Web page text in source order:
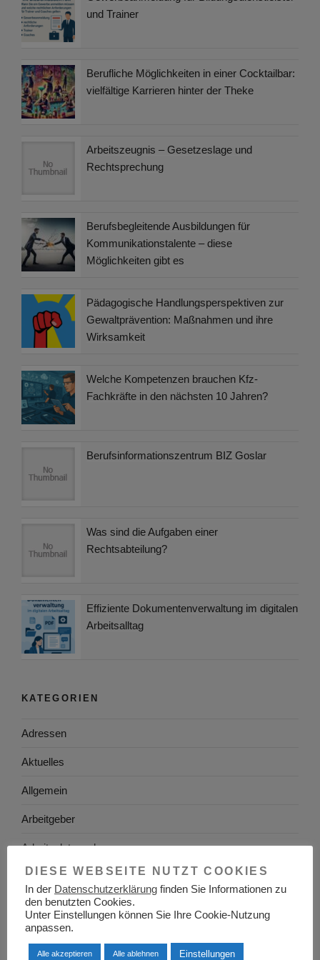
und Trainer
Berufliche Möglichkeiten in einer Cocktailbar:
vielfältige Karrieren hinter der Theke
Arbeitszeugnis – Gesetzeslage und
Rechtsprechung
Berufsbegleitende Ausbildungen für
Kommunikationstalente – diese
Möglichkeiten gibt es
Pädagogische Handlungsperspektiven zur
Gewaltprävention: Maßnahmen und ihre
Wirksamkeit
Welche Kompetenzen brauchen Kfz-
Fachkräfte in den nächsten 10 Jahren?
Berufsinformationszentrum BIZ Goslar
Was sind die Aufgaben einer
Rechtsabteilung?
Effiziente Dokumentenverwaltung im digitalen
Arbeitsalltag
KATEGORIEN
Adressen
Aktuelles
Allgemein
Arbeitgeber
Arbeitsplatzsuche
Arbeitsrecht
Arbeitswelt
Arbeitszeugnis
DIESE WEBSEITE NUTZT COOKIES
In der Datenschutzerklärung finden Sie Informationen zu
den benutzten Cookies.
Unter Einstellungen können Sie Ihre Cookie-Nutzung
anpassen.
Alle akzeptieren Alle ablehnen Einstellungen